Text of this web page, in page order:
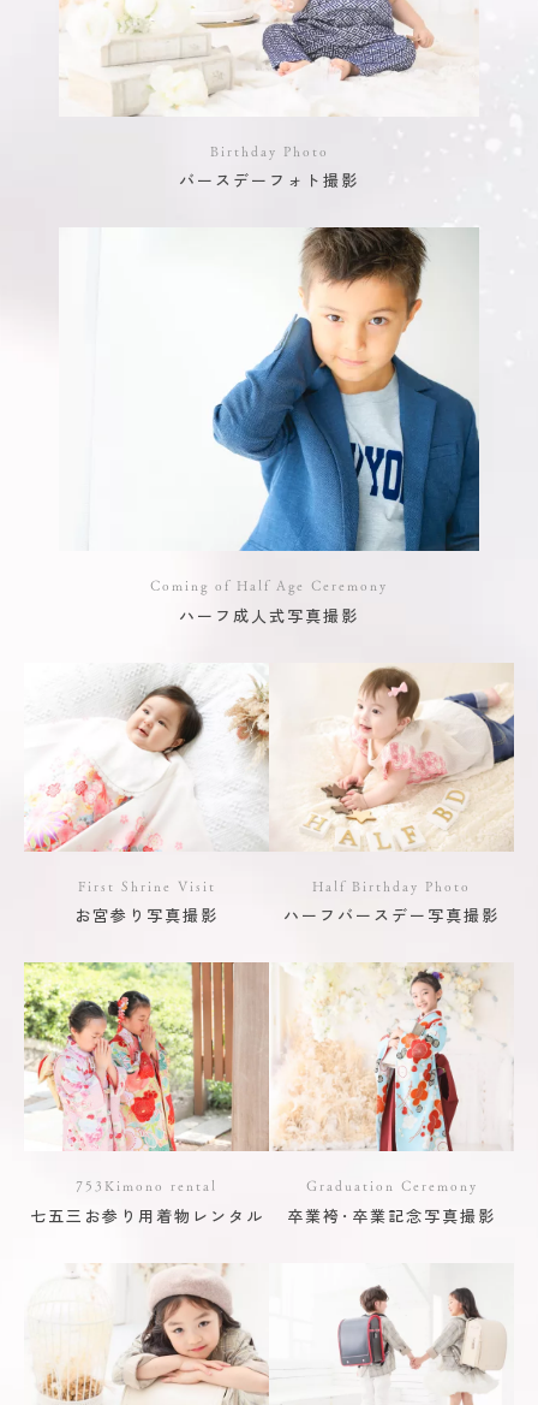
Birthday Photo
バースデーフォト撮影
Coming of Half Age Ceremony
ハーフ成人式写真撮影
First Shrine Visit
お宮参り写真撮影
Half Birthday Photo
ハーフバースデー写真撮影
753Kimono rental
七五三お参り用着物レンタル
Graduation Ceremony
卒業袴･卒業記念写真撮影